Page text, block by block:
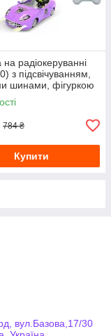
радіокеруванні
з підсвічуванням,
шинами, фігуркою
784 ₴
Купити
вул.Базова,17/30